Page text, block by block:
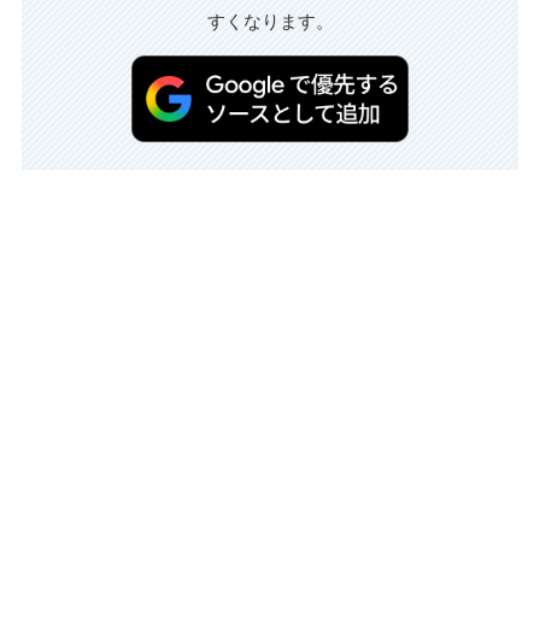
すくなります。